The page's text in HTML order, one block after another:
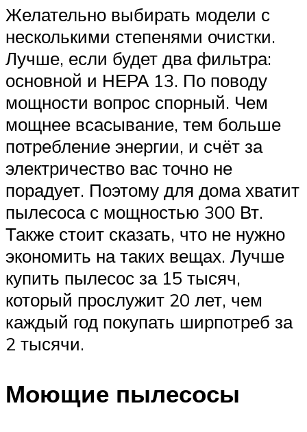
Желательно выбирать модели с
несколькими степенями очистки.
Лучше, если будет два фильтра:
основной и НЕРА 13. По поводу
мощности вопрос спорный. Чем
мощнее всасывание, тем больше
потребление энергии, и счёт за
электричество вас точно не
порадует. Поэтому для дома хватит
пылесоса с мощностью 300 Вт.
Также стоит сказать, что не нужно
экономить на таких вещах. Лучше
купить пылесос за 15 тысяч,
который прослужит 20 лет, чем
каждый год покупать ширпотреб за
2 тысячи.
Моющие пылесосы